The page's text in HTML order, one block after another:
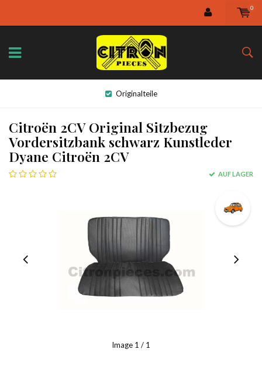
0
Originalteile
Citroën 2CV Original Sitzbezug
Vordersitzbank schwarz Kunstleder
Dyane Citroën 2CV
AUF LAGER
Image 1 / 1